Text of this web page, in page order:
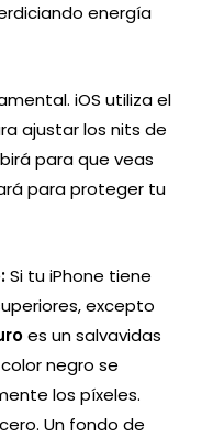
energía
iOS utiliza el
ajustar los nits de
para que veas
para proteger tu
Si tu iPhone tiene
excepto
es un salvavidas
color negro se
los píxeles.
Un fondo de